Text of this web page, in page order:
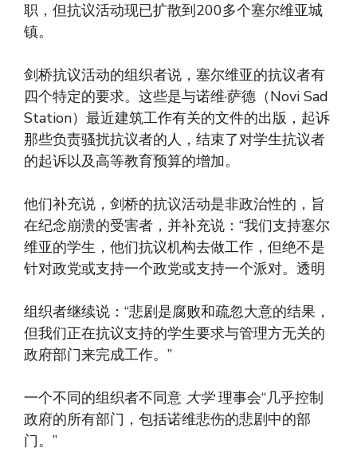
职，但抗议活动现已扩散到200多个塞尔维亚城
镇。
剑桥抗议活动的组织者说，塞尔维亚的抗议者有
四个特定的要求。这些是与诺维·萨德（Novi Sad
Station）最近建筑工作有关的文件的出版，起诉
那些负责骚扰抗议者的人，结束了对学生抗议者
的起诉以及高等教育预算的增加。
他们补充说，剑桥的抗议活动是非政治性的，旨
在纪念崩溃的受害者，并补充说：“我们支持塞尔
维亚的学生，他们抗议机构去做工作，但绝不是
针对政党或支持一个政党或支持一个派对。透明
组织者继续说：“悲剧是腐败和疏忽大意的结果，
但我们正在抗议支持的学生要求与管理方无关的
政府部门来完成工作。”
一个不同的组织者不同意 大学理事会“几乎控制
政府的所有部门，包括诺维悲伤的悲剧中的部
门。”